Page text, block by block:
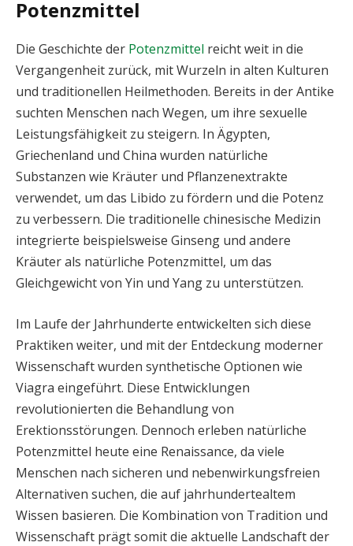
Potenzmittel
Die Geschichte der Potenzmittel reicht weit in die
Vergangenheit zurück, mit Wurzeln in alten Kulturen
und traditionellen Heilmethoden. Bereits in der Antike
suchten Menschen nach Wegen, um ihre sexuelle
Leistungsfähigkeit zu steigern. In Ägypten,
Griechenland und China wurden natürliche
Substanzen wie Kräuter und Pflanzenextrakte
verwendet, um das Libido zu fördern und die Potenz
zu verbessern. Die traditionelle chinesische Medizin
integrierte beispielsweise Ginseng und andere
Kräuter als natürliche Potenzmittel, um das
Gleichgewicht von Yin und Yang zu unterstützen.
Im Laufe der Jahrhunderte entwickelten sich diese
Praktiken weiter, und mit der Entdeckung moderner
Wissenschaft wurden synthetische Optionen wie
Viagra eingeführt. Diese Entwicklungen
revolutionierten die Behandlung von
Erektionsstörungen. Dennoch erleben natürliche
Potenzmittel heute eine Renaissance, da viele
Menschen nach sicheren und nebenwirkungsfreien
Alternativen suchen, die auf jahrhundertealtem
Wissen basieren. Die Kombination von Tradition und
Wissenschaft prägt somit die aktuelle Landschaft der